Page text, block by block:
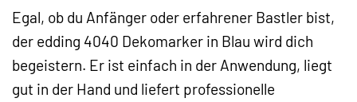
Egal, ob du Anfänger oder erfahrener Bastler bist,
der edding 4040 Dekomarker in Blau wird dich
begeistern. Er ist einfach in der Anwendung, liegt
gut in der Hand und liefert professionelle